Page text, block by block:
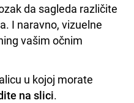
da sagleda različite
I naravno, vizuelne
vašim očnim
u kojoj morate
na slici.